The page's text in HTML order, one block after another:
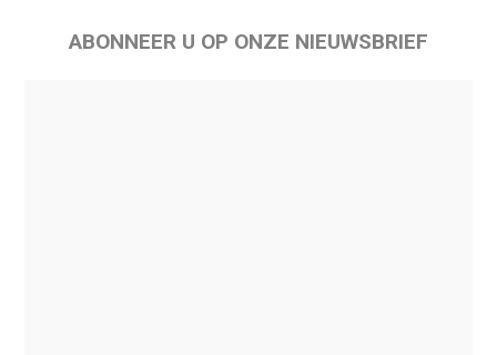
ABONNEER U OP ONZE NIEUWSBRIEF